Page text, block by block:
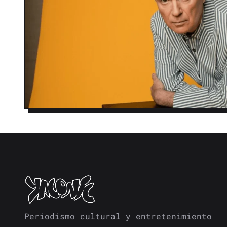
Periodismo cultural y entretenimiento